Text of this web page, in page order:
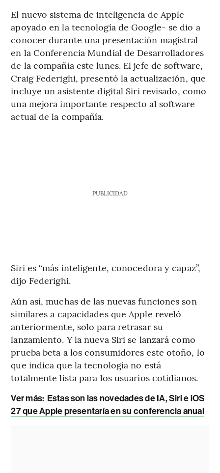
El nuevo sistema de inteligencia de Apple -
apoyado en la tecnología de Google- se dio a
conocer durante una presentación magistral
en la Conferencia Mundial de Desarrolladores
de la compañía este lunes. El jefe de software,
Craig Federighi, presentó la actualización, que
incluye un asistente digital Siri revisado, como
una mejora importante respecto al software
actual de la compañía.
PUBLICIDAD
Siri es “más inteligente, conocedora y capaz”,
dijo Federighi.
Aún así, muchas de las nuevas funciones son
similares a capacidades que Apple reveló
anteriormente, solo para retrasar su
lanzamiento. Y la nueva Siri se lanzará como
prueba beta a los consumidores este otoño, lo
que indica que la tecnología no está
totalmente lista para los usuarios cotidianos.
Ver más: Estas son las novedades de IA, Siri e iOS
27 que Apple presentaría en su conferencia anual